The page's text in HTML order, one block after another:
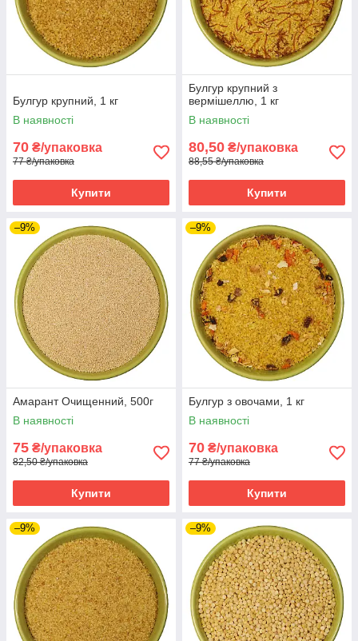
Булгур крупний, 1 кг
В наявності
70 ₴/упаковка
77 ₴/упаковка
Купити
Булгур крупний з
вермішеллю, 1 кг
В наявності
80,50 ₴/упаковка
88,55 ₴/упаковка
Купити
–9%
Амарант Очищенний, 500г
В наявності
75 ₴/упаковка
82,50 ₴/упаковка
Купити
–9%
Булгур з овочами, 1 кг
В наявності
70 ₴/упаковка
77 ₴/упаковка
Купити
–9% –9%